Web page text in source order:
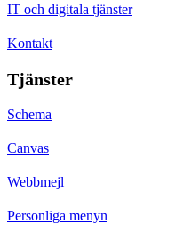
IT och digitala tjänster
Kontakt
Tjänster
Schema
Canvas
Webbmejl
Personliga menyn